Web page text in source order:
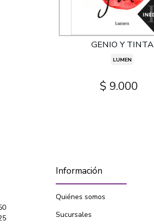
GENIO Y TINTA
LUMEN
$ 9.000
Información
Quiénes somos
Sucursales